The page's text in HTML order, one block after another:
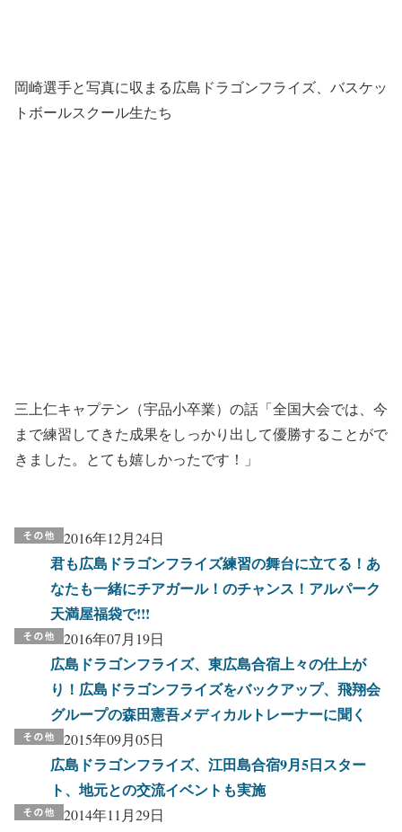
岡崎選手と写真に収まる広島ドラゴンフライズ、バスケッ
トボールスクール生たち
三上仁キャプテン（宇品小卒業）の話「全国大会では、今
まで練習してきた成果をしっかり出して優勝することがで
きました。とても嬉しかったです！」
2016年12月24日
君も広島ドラゴンフライズ練習の舞台に立てる！あ
なたも一緒にチアガール！のチャンス！アルパーク
天満屋福袋で!!!
2016年07月19日
広島ドラゴンフライズ、東広島合宿上々の仕上が
り！広島ドラゴンフライズをバックアップ、飛翔会
グループの森田憲吾メディカルトレーナーに聞く
2015年09月05日
広島ドラゴンフライズ、江田島合宿9月5日スター
ト、地元との交流イベントも実施
2014年11月29日